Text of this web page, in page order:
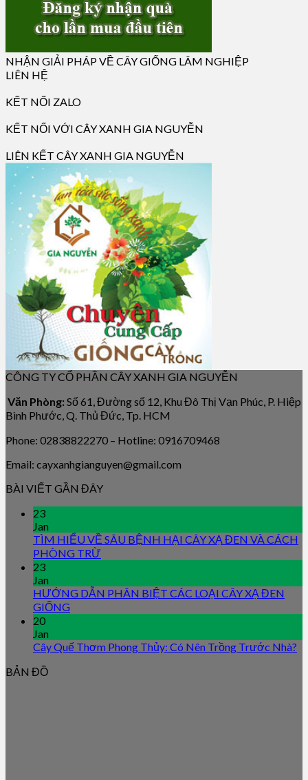
NHẬN GIẢI PHÁP VỀ CÂY GIỐNG LÂM NGHIỆP
LIÊN HỆ
KẾT NỐI ZALO
KẾT NỐI VỚI CÂY XANH GIA NGUYỄN
LIÊN KẾT CÂY XANH GIA NGUYỄN
CÔNG TY CỔ PHẦN CÂY XANH GIA NGUYỄN
Văn Phòng: Số 61, Đường số 12, Khu Đô Thị Vạn Phúc, P. Hiệp
Bình Phước, Q. Thủ Đức, Tp. HCM
Phone: 02838822270 – Hotline: 0916709468
Email: cayxanhgianguyen@gmail.com
BÀI VIẾT GẦN ĐÂY
23
Jan
TÌM HIỂU VỀ SÂU BỆNH HẠI CÂY XẠ ĐEN VÀ CÁCH
PHÒNG TRỪ
23
Jan
HƯỚNG DẪN PHÂN BIỆT CÁC LOẠI CÂY XẠ ĐEN
GIỐNG
20
Jan
Cây Quế Thơm Phong Thủy: Có Nên Trồng Trước Nhà?
BẢN ĐỒ